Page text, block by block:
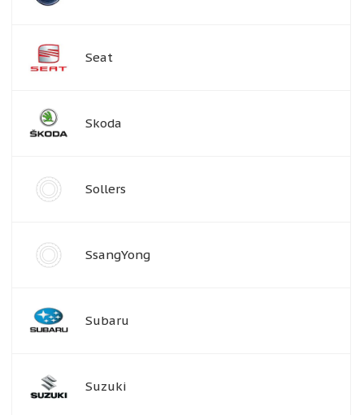
Seat
Skoda
Sollers
SsangYong
Subaru
Suzuki